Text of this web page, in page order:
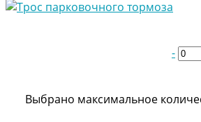
-
Выбрано максимальное